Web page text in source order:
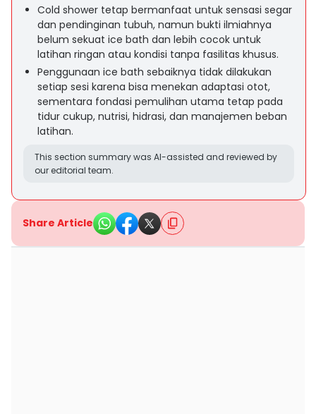
Cold shower tetap bermanfaat untuk sensasi segar
dan pendinginan tubuh, namun bukti ilmiahnya
belum sekuat ice bath dan lebih cocok untuk
latihan ringan atau kondisi tanpa fasilitas khusus.
Penggunaan ice bath sebaiknya tidak dilakukan
setiap sesi karena bisa menekan adaptasi otot,
sementara fondasi pemulihan utama tetap pada
tidur cukup, nutrisi, hidrasi, dan manajemen beban
latihan.
This section summary was AI-assisted and reviewed by
our editorial team.
Share Article